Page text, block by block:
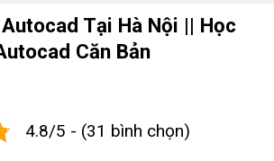
Tại Hà Nội || Học
Căn Bản
4.8/5 - (31 bình chọn)